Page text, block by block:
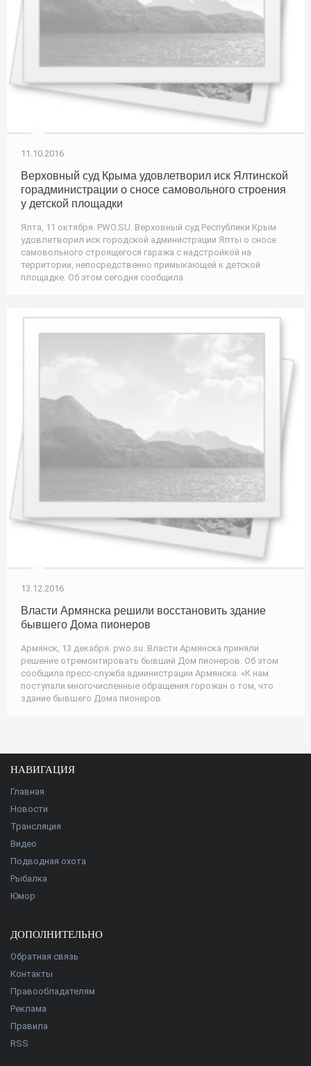
11.10.2016
Верховный суд Крыма удовлетворил иск Ялтинской
горадминистрации о сносе самовольного строения
у детской площадки
Ялта, 11 октября. PWO.SU. Верховный суд Республики Крым
удовлетворил иск городской администрации Ялты о сносе
самовольного строящегося гаража с надстройкой на
территории, непосредственно примыкающей к детской
площадке. Об этом сегодня сообщила
13.12.2016
Власти Армянска решили восстановить здание
бывшего Дома пионеров
Армянск, 13 декабря. pwo.su. Власти Армянска приняли
решение отремонтировать бывший Дом пионеров. Об этом
сообщила пресс-служба администрации Армянска. «К нам
поступали многочисленные обращения горожан о том, что
здание бывшего Дома пионеров
НАВИГАЦИЯ
Главная
Новости
Трансляция
Видео
Подводная охота
Рыбалка
Юмор
ДОПОЛНИТЕЛЬНО
Обратная связь
Контакты
Правообладателям
Реклама
Правила
RSS